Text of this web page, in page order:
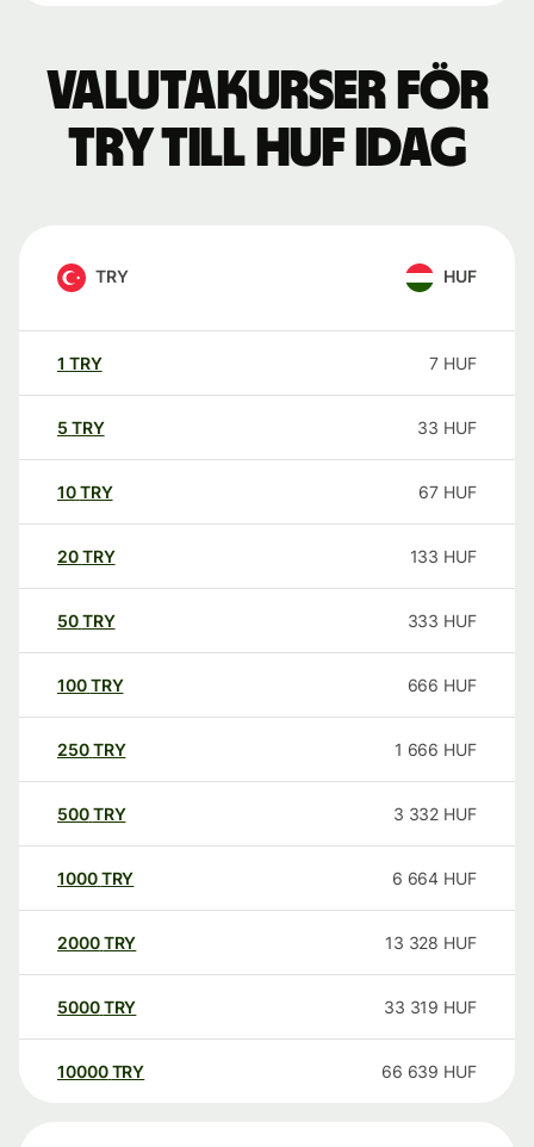
Valutakurser för
TRY till HUF idag
TRY HUF
1 TRY 7 HUF
5 TRY 33 HUF
10TRY 67 HUF
20TRY 133 HUF
50TRY 333 HUF
100TRY 666 HUF
250TRY 1 666 HUF
500TRY 3 332 HUF
1000TRY 6 664 HUF
2000TRY 13 328 HUF
5000TRY 33 319 HUF
10000 TRY 66 639 HUF